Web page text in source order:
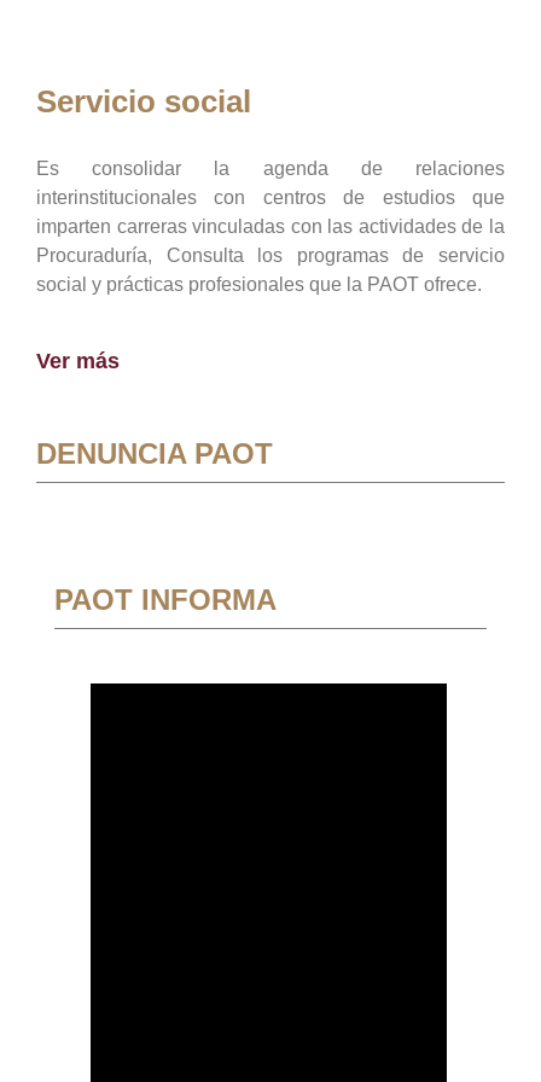
Servicio social
Es consolidar la agenda de relaciones
interinstitucionales con centros de estudios que
imparten carreras vinculadas con las actividades de la
Procuraduría, Consulta los programas de servicio
social y prácticas profesionales que la PAOT ofrece.
Ver más
DENUNCIA PAOT
PAOT INFORMA